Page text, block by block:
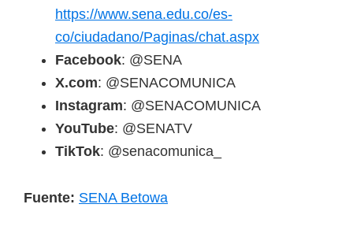
https://www.sena.edu.co/es-
co/ciudadano/Paginas/chat.aspx
Facebook: @SENA
X.com: @SENACOMUNICA
Instagram: @SENACOMUNICA
YouTube: @SENATV
TikTok: @senacomunica_
Fuente: SENA Betowa